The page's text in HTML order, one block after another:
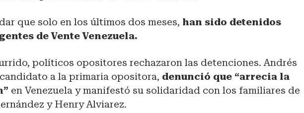
que solo en los últimos dos meses, han sido detenidos
de Vente Venezuela.
políticos opositores rechazaron las detenciones. Andrés
a la primaria opositora, denunció que “arrecia la
en Venezuela y manifestó su solidaridad con los familiares de
y Henry Alviarez.